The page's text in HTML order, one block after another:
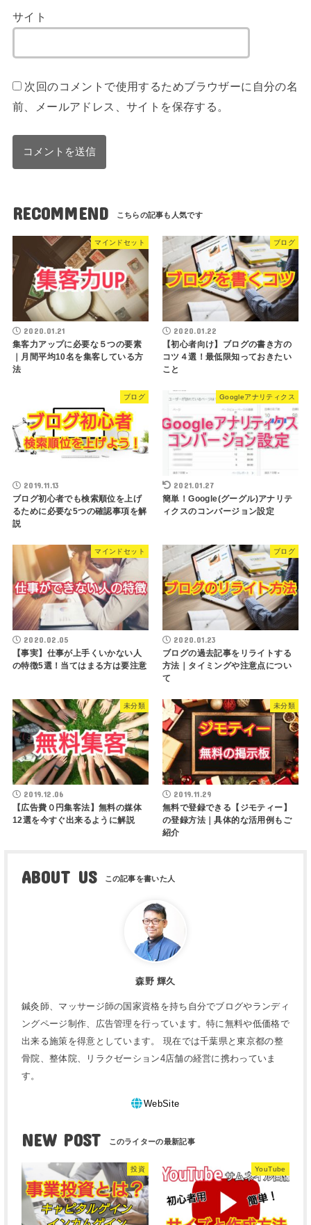
サイト
次回のコメントで使用するためブラウザーに自分の名
前、メールアドレス、サイトを保存する。
RECOMMEND
マインドセット
2020.01.21
集客力アップに必要な５つの要素
｜月間平均10名を集客している方
法
ブログ
2020.01.22
【初心者向け】ブログの書き方の
コツ４選！最低限知っておきたい
こと
ブログ
2019.11.13
ブログ初心者でも検索順位を上げ
るために必要な5つの確認事項を解
説
Googleアナリティクス
2021.01.27
簡単！Google(グーグル)アナリテ
ィクスのコンバージョン設定
マインドセット
2020.02.05
【事実】仕事が上手くいかない人
の特徴5選！当てはまる方は要注意
ブログ
2020.01.23
ブログの過去記事をリライトする
方法｜タイミングや注意点につい
て
未分類
2019.12.06
【広告費０円集客法】無料の媒体
12選を今すぐ出来るように解説
未分類
2019.11.29
無料で登録できる【ジモティー】
の登録方法｜具体的な活用例もご
紹介
ABOUT US
森野 輝久
鍼灸師、マッサージ師の国家資格を持ち自分でブログやランディ
ングページ制作、広告管理を行っています。特に無料や低価格で
出来る施策を得意としています。 現在では千葉県と東京都の整
骨院、整体院、リラクゼーション4店舗の経営に携わっていま
す。
WebSite
NEW POST
投資 YouTube